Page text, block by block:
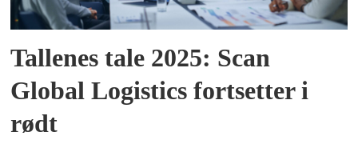
Tallenes tale 2025: Scan
Global Logistics fortsetter i
rødt